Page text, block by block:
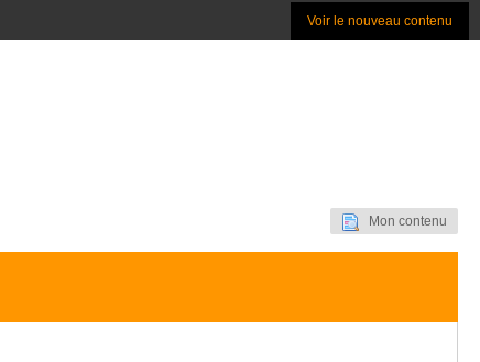
Voir le nouveau contenu
Mon contenu